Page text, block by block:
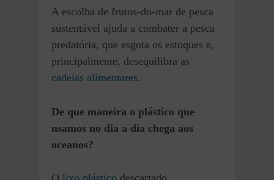
A escolha de frutos-do-mar de pesca
sustentável ajuda a combater a pesca
predatória, que esgota os estoques e,
principalmente, desequilibra as
cadeias alimentares.
De que maneira o plástico que
usamos no dia a dia chega aos
oceanos?
O lixo plástico descartado